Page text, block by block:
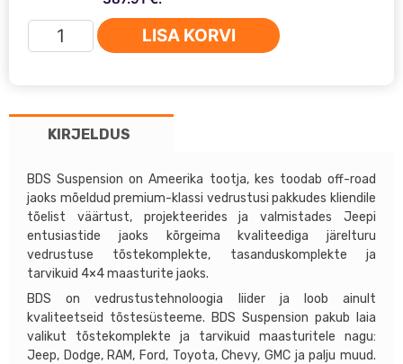
Jeep
Cherokee
07
BDS
tõstesari
kogus
LISA KORVI
KIRJELDUS
BDS Suspension on Ameerika tootja, kes toodab off-road
jaoks mõeldud premium-klassi vedrustusi pakkudes kliendile
tõelist väärtust, projekteerides ja valmistades Jeepi
entusiastide jaoks kõrgeima kvaliteediga järelturu
vedrustuse tõstekomplekte, tasanduskomplekte ja
tarvikuid 4×4 maasturite jaoks.
BDS on vedrustustehnoloogia liider ja loob ainult
kvaliteetseid tõstesüsteeme. BDS Suspension pakub laia
valikut tõstekomplekte ja tarvikuid maasturitele nagu:
Jeep, Dodge, RAM, Ford, Toyota, Chevy, GMC ja palju muud.